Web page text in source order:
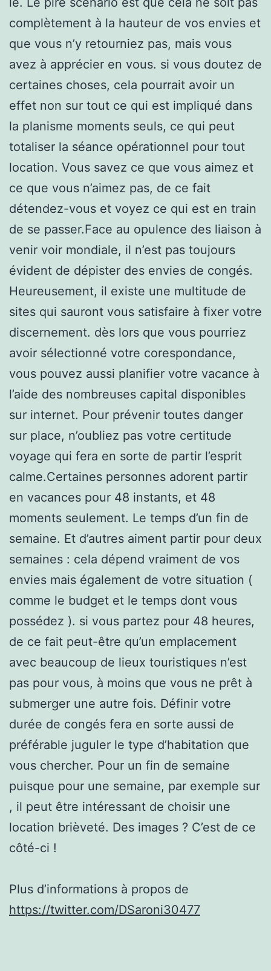
complètement à la hauteur de vos envies et
que vous n’y retourniez pas, mais vous
avez à apprécier en vous. si vous doutez de
certaines choses, cela pourrait avoir un
effet non sur tout ce qui est impliqué dans
la planisme moments seuls, ce qui peut
totaliser la séance opérationnel pour tout
location. Vous savez ce que vous aimez et
ce que vous n’aimez pas, de ce fait
détendez-vous et voyez ce qui est en train
de se passer.Face au opulence des liaison à
venir voir mondiale, il n’est pas toujours
évident de dépister des envies de congés.
Heureusement, il existe une multitude de
sites qui sauront vous satisfaire à fixer votre
discernement. dès lors que vous pourriez
avoir sélectionné votre corespondance,
vous pouvez aussi planifier votre vacance à
l’aide des nombreuses capital disponibles
sur internet. Pour prévenir toutes danger
sur place, n’oubliez pas votre certitude
voyage qui fera en sorte de partir l’esprit
calme.Certaines personnes adorent partir
en vacances pour 48 instants, et 48
moments seulement. Le temps d’un fin de
semaine. Et d’autres aiment partir pour deux
semaines : cela dépend vraiment de vos
envies mais également de votre situation (
comme le budget et le temps dont vous
possédez ). si vous partez pour 48 heures,
de ce fait peut-être qu’un emplacement
avec beaucoup de lieux touristiques n’est
pas pour vous, à moins que vous ne prêt à
submerger une autre fois. Définir votre
durée de congés fera en sorte aussi de
préférable juguler le type d’habitation que
vous chercher. Pour un fin de semaine
puisque pour une semaine, par exemple sur
, il peut être intéressant de choisir une
location brièveté. Des images ? C’est de ce
côté-ci !
Plus d’informations à propos de
https://twitter.com/DSaroni30477